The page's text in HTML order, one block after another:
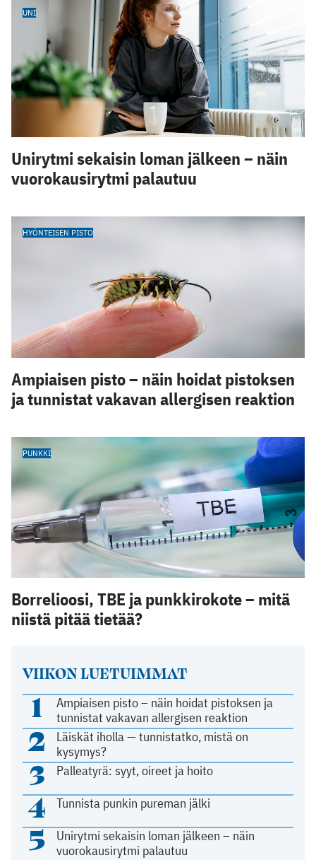
VIIKON LUETUIMMAT
1
Ampiaisen pisto – näin hoidat pistoksen ja
tunnistat vakavan allergisen reaktion
2
Läiskät iholla — tunnistatko, mistä on
kysymys?
3 Palleatyrä: syyt, oireet ja hoito
4 Tunnista punkin pureman jälki
5
Unirytmi sekaisin loman jälkeen – näin
vuorokausirytmi palautuu
UNI
Unirytmi sekaisin loman jälkeen – näin
vuorokausirytmi palautuu
HYÖNTEISEN PISTO
Ampiaisen pisto – näin hoidat pistoksen
ja tunnistat vakavan allergisen reaktion
PUNKKI
Borrelioosi, TBE ja punkkirokote – mitä
niistä pitää tietää?